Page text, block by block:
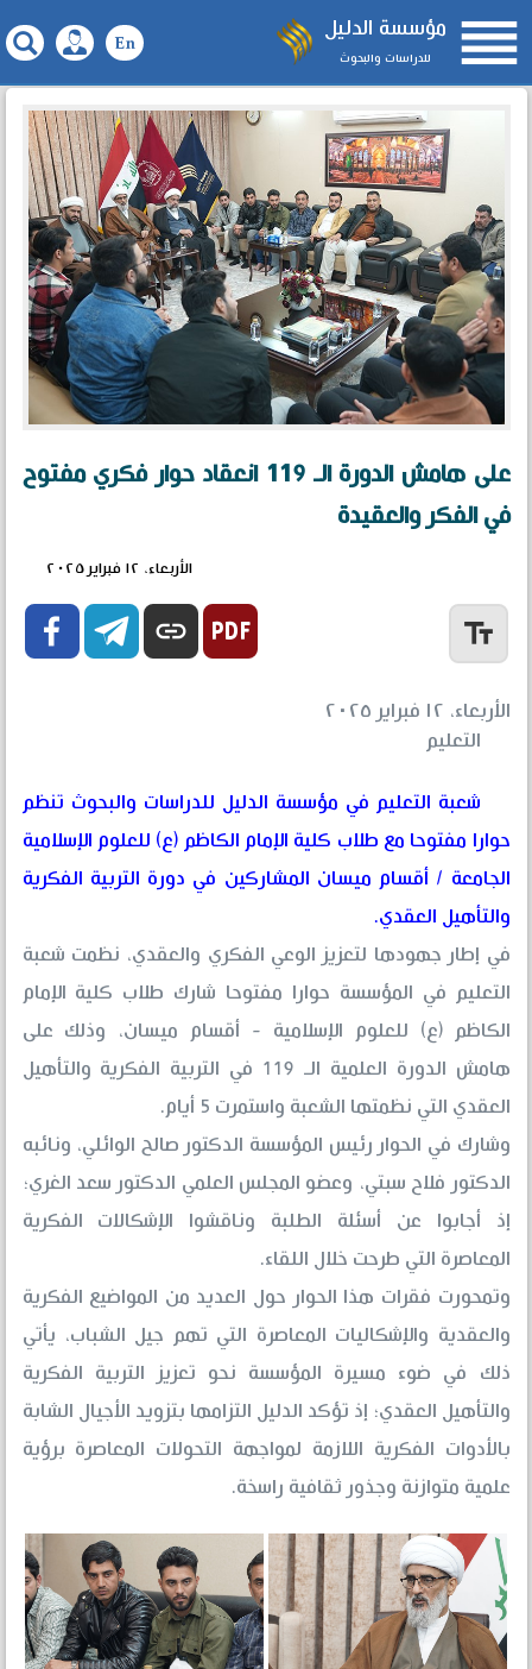
مؤسسة الدليل
للدراسات والبحوث 
على هامش الدورة الـ 119 انعقاد حوار فكري مفتوح
في الفكر والعقيدة
الأربعاء، ١٢ فبراير ٢٠٢٥
  link text_fields
الأربعاء، ١٢ فبراير ٢٠٢٥
التعليم
شعبة التعليم في مؤسسة الدليل للدراسات والبحوث تنظم
حوارا مفتوحا مع طلاب كلية الإمام الكاظم (ع) للعلوم الإسلامية
الجامعة / أقسام ميسان المشاركين في دورة التربية الفكرية
والتأهيل العقدي.
في إطار جهودها لتعزيز الوعي الفكري والعقدي، نظمت شعبة
التعليم في المؤسسة حوارا مفتوحا شارك طلاب كلية الإمام
الكاظم (ع) للعلوم الإسلامية - أقسام ميسان، وذلك على
هامش الدورة العلمية الـ 119 في التربية الفكرية والتأهيل
العقدي التي نظمتها الشعبة واستمرت 5 أيام.
وشارك في الحوار رئيس المؤسسة الدكتور صالح الوائلي، ونائبه
الدكتور فلاح سبتي، وعضو المجلس العلمي الدكتور سعد الغري؛
إذ أجابوا عن أسئلة الطلبة وناقشوا الإشكالات الفكرية
المعاصرة التي طرحت خلال اللقاء.
وتمحورت فقرات هذا الحوار حول العديد من المواضيع الفكرية
والعقدية والإشكاليات المعاصرة التي تهم جيل الشباب، يأتي
ذلك في ضوء مسيرة المؤسسة نحو تعزيز التربية الفكرية
والتأهيل العقدي؛ إذ تؤكد الدليل التزامها بتزويد الأجيال الشابة
بالأدوات الفكرية اللازمة لمواجهة التحولات المعاصرة برؤية
علمية متوازنة وجذور ثقافية راسخة.